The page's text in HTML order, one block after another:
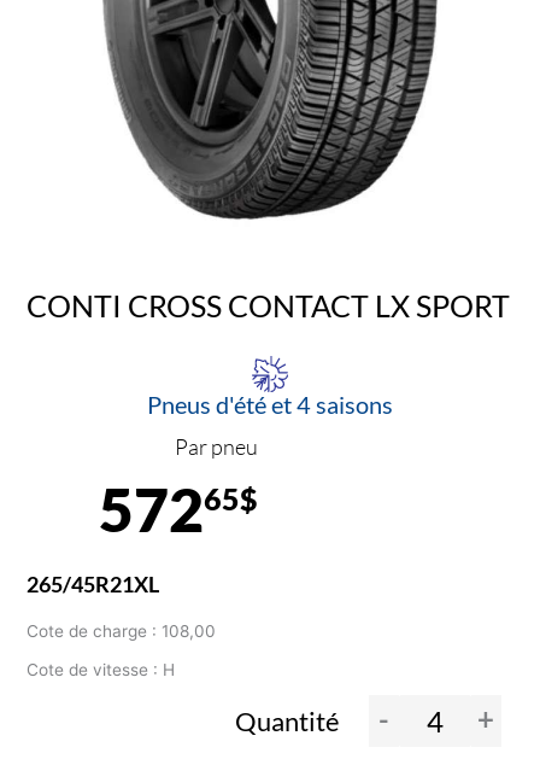
CONTI CROSS CONTACT LX SPORT
Pneus d'été et 4 saisons
Par pneu
57265$
265/45R21XL
Cote de charge : 108,00
Cote de vitesse : H
Quantité - +